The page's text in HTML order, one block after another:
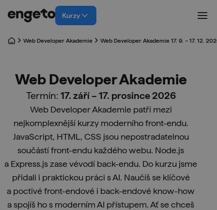
Kurzy
Web Developer Akademie Web Developer Akademie 17. 9. – 17. 12.
Web Developer Akademie
Termín: 17. září – 17. prosince 2026
Web Developer Akademie patří mezi
nejkomplexnější kurzy moderního front-endu.
JavaScript, HTML, CSS jsou nepostradatelnou
součástí front-endu každého webu. Node.js
a Express.js zase vévodí back-endu. Do kurzu jsme
přidali i praktickou práci s AI. Naučíš se klíčové
a poctivé front-endové i back-endové know-how
a spojíš ho s moderním AI přístupem. Ať se chceš